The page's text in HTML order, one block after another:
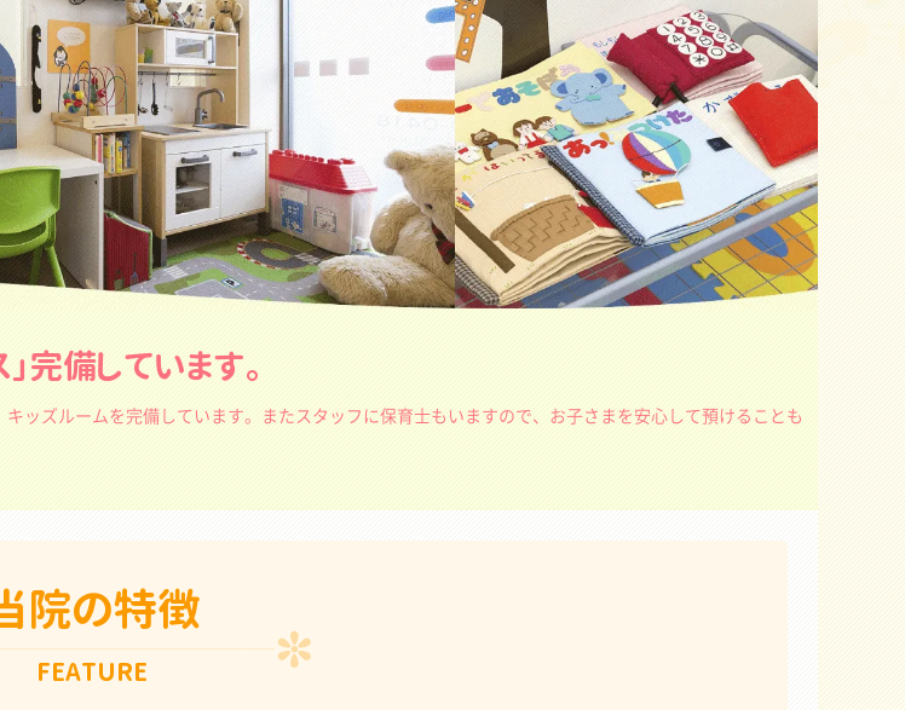
完備しています。
ッズルームを完備しています。またスタッフに保育士もいますので、お子さまを安心して預けることも
院の特徴
FEATURE